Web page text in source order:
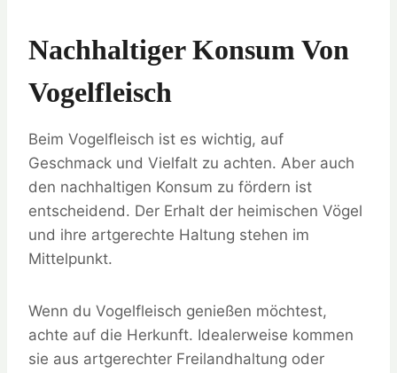
Nachhaltiger Konsum Von
Vogelfleisch
Beim Vogelfleisch ist es wichtig, auf
Geschmack und Vielfalt zu achten. Aber auch
den nachhaltigen Konsum zu fördern ist
entscheidend. Der Erhalt der heimischen Vögel
und ihre artgerechte Haltung stehen im
Mittelpunkt.
Wenn du Vogelfleisch genießen möchtest,
achte auf die Herkunft. Idealerweise kommen
sie aus artgerechter Freilandhaltung oder